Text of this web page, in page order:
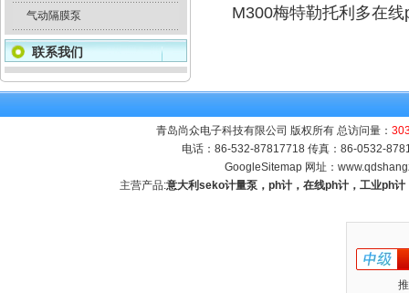
气动隔膜泵
联系我们
M300梅特勒托利多在
青岛尚众电子科技有限公司 版权所有 总访问量：
电话：86-532-87817718 传真：86-0532-
GoogleSitemap 网址：
主营产品:意大利seko计量泵，ph计，在线ph计，工业ph